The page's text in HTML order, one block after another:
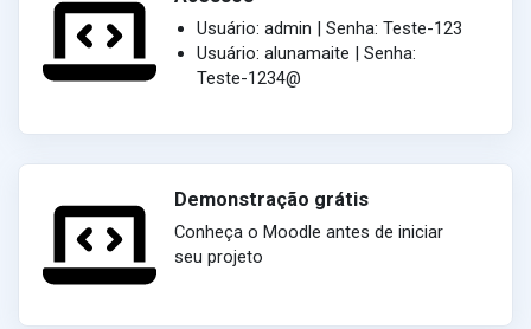
Usuário: admin | Senha: Teste-123
Usuário: alunamaite | Senha:
Teste-1234@
Demonstração grátis
Conheça o Moodle antes de iniciar
seu projeto